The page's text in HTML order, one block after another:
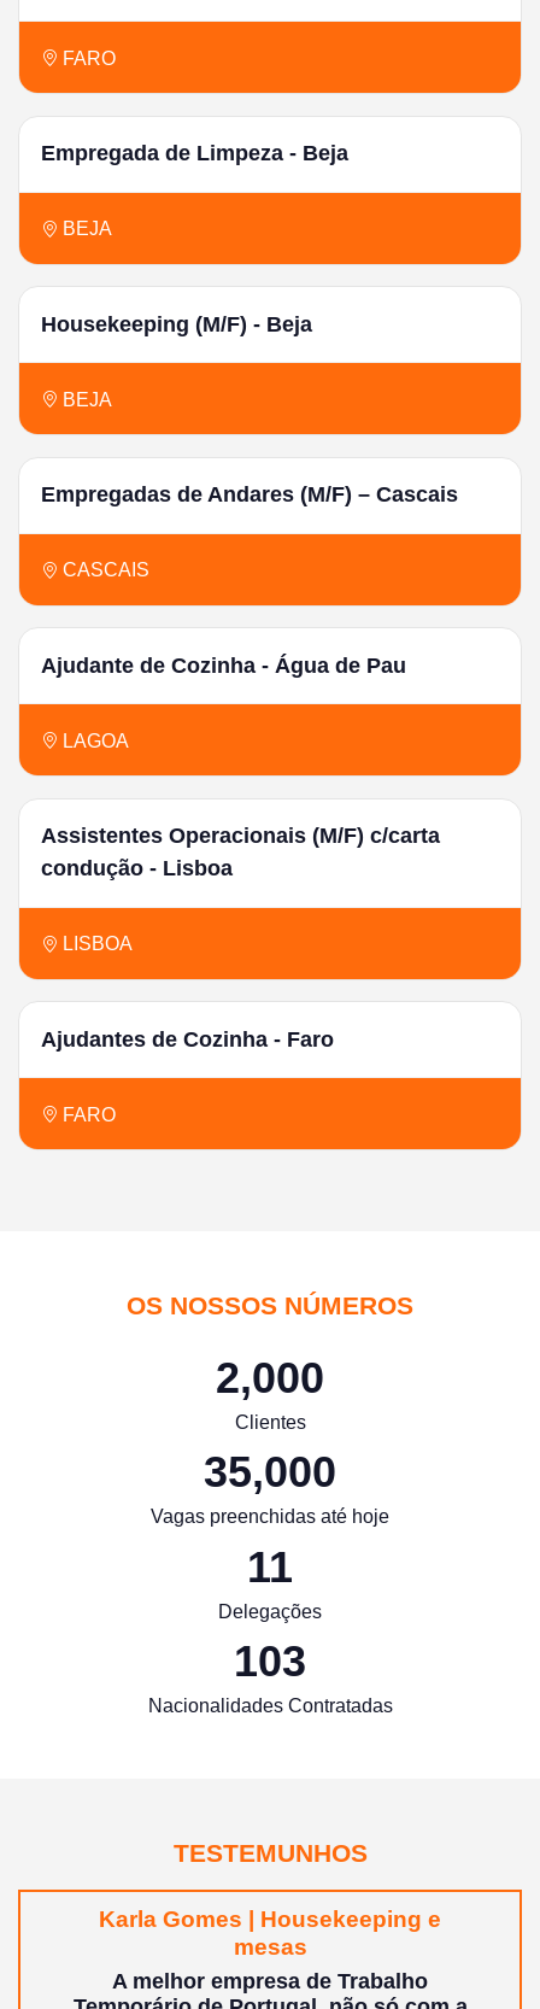
FARO
Empregada de Limpeza - Beja
BEJA
Housekeeping (M/F) - Beja
BEJA
Empregadas de Andares (M/F) – Cascais
CASCAIS
Ajudante de Cozinha - Água de Pau
LAGOA
Assistentes Operacionais (M/F) c/carta
condução - Lisboa
LISBOA
Ajudantes de Cozinha - Faro
FARO
OS NOSSOS NÚMEROS
2,000
Clientes
35,000
Vagas preenchidas até hoje
11
Delegações
103
Nacionalidades Contratadas
TESTEMUNHOS
Karla Gomes | Housekeeping e
mesas
A melhor empresa de Trabalho